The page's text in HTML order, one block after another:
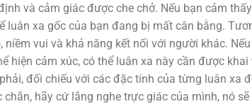
và cảm giác được che chở. Nếu bạn cảm
luân xa gốc của bạn đang bị mất cân bằng.
vui và khả năng kết nối với người khác.
hiện cảm xúc, có thể luân xa này cần được
đối chiếu với các đặc tính của từng luân xa
hãy cứ lắng nghe trực giác của mình, nó